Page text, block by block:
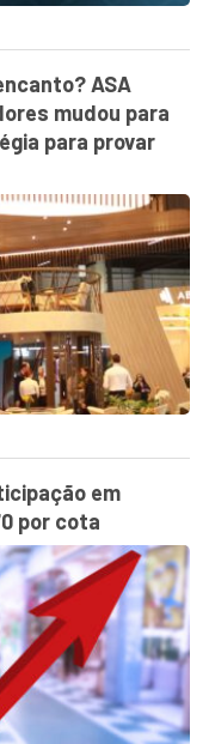
ASA
mudou para
para provar
em
por cota